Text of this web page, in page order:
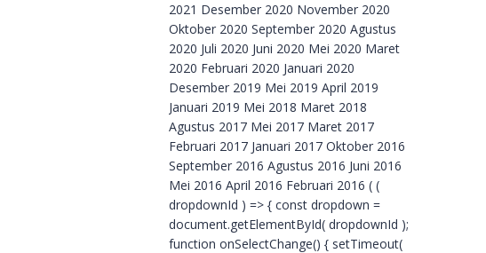
2021 Desember 2020 November 2020
Oktober 2020 September 2020 Agustus
2020 Juli 2020 Juni 2020 Mei 2020 Maret
2020 Februari 2020 Januari 2020
Desember 2019 Mei 2019 April 2019
Januari 2019 Mei 2018 Maret 2018
Agustus 2017 Mei 2017 Maret 2017
Februari 2017 Januari 2017 Oktober 2016
September 2016 Agustus 2016 Juni 2016
Mei 2016 April 2016 Februari 2016 ( (
dropdownId ) => { const dropdown =
document.getElementById( dropdownId );
function onSelectChange() { setTimeout(